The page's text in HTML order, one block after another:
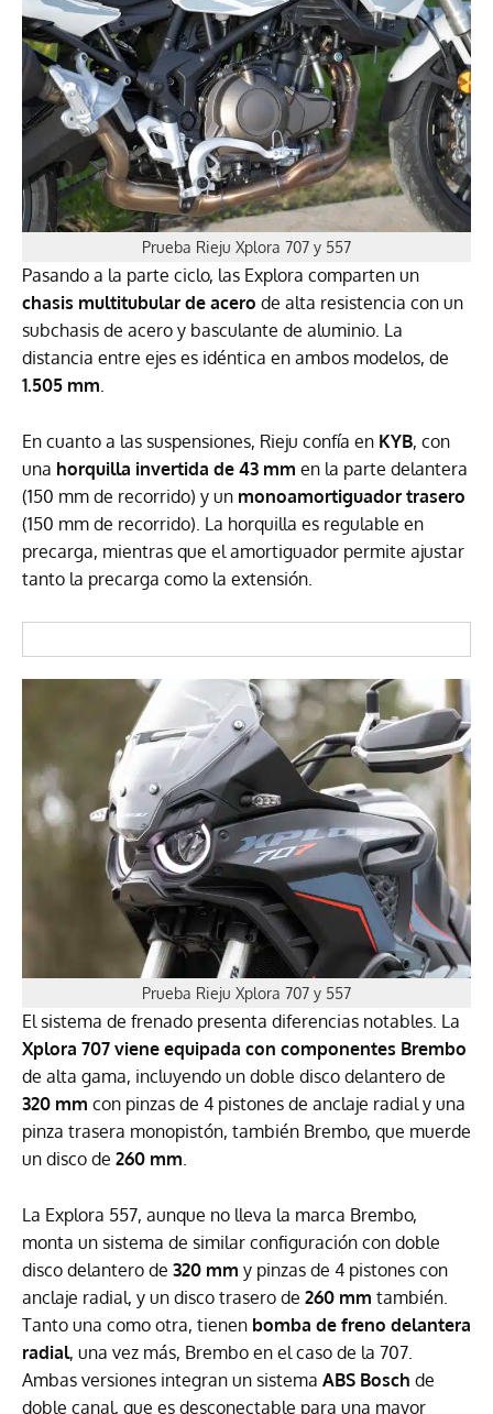
Prueba Rieju Xplora 707 y 557
Pasando a la parte ciclo, las Explora comparten un
chasis multitubular de acero de alta resistencia con un
subchasis de acero y basculante de aluminio. La
distancia entre ejes es idéntica en ambos modelos, de
1.505 mm.
En cuanto a las suspensiones, Rieju confía en KYB, con
una horquilla invertida de 43 mm en la parte delantera
(150 mm de recorrido) y un monoamortiguador trasero
(150 mm de recorrido). La horquilla es regulable en
precarga, mientras que el amortiguador permite ajustar
tanto la precarga como la extensión.
Prueba Rieju Xplora 707 y 557
El sistema de frenado presenta diferencias notables. La
Xplora 707 viene equipada con componentes Brembo
de alta gama, incluyendo un doble disco delantero de
320 mm con pinzas de 4 pistones de anclaje radial y una
pinza trasera monopistón, también Brembo, que muerde
un disco de 260 mm.
La Explora 557, aunque no lleva la marca Brembo,
monta un sistema de similar configuración con doble
disco delantero de 320 mm y pinzas de 4 pistones con
anclaje radial, y un disco trasero de 260 mm también.
Tanto una como otra, tienen bomba de freno delantera
radial, una vez más, Brembo en el caso de la 707.
Ambas versiones integran un sistema ABS Bosch de
doble canal, que es desconectable para una mayor